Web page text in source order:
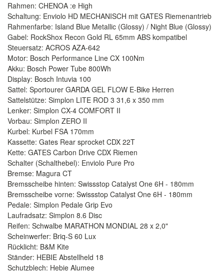
Rahmen: CHENOA :e High
Schaltung: Enviolo HD MECHANISCH mit GATES Riemenantrieb
Rahmenfarbe: Island Blue Metallic (Glossy) / Night Blue (Glossy)
Gabel: RockShox Recon Gold RL 65mm ABS kompatibel
Steuersatz: ACROS AZA-642
Motor: Bosch Performance Line CX 100Nm
Akku: Bosch Power Tube 800Wh
Display: Bosch Intuvia 100
Sattel: Sportourer GARDA GEL FLOW E-Bike Herren
Sattelstütze: Simplon LITE ROD 3 31,6 x 350 mm
Lenker: Simplon CX-4 COMFORT II
Vorbau: Simplon ZERO II
Kurbel: Kurbel FSA 170mm
Kassette: Gates Rear sprocket CDX 22T
Kette: GATES Carbon Drive CDX Riemen
Schalter (Schalthebel): Enviolo Pure Pro
Bremse: Magura CT
Bremsscheibe hinten: Swissstop Catalyst One 6H - 180mm
Bremsscheibe vorne: Swissstop Catalyst One 6H - 180mm
Pedale: Simplon Pedale Grip Evo
Laufradsatz: Simplon 8.6 Disc
Reifen: Schwalbe MARATHON MONDIAL 28 x 2,0"
Scheinwerfer: Briq-S 60 Lux
Rücklicht: B&M Kite
Ständer: HEBIE Abstellheld 18
Schutzblech: Hebie Alumee